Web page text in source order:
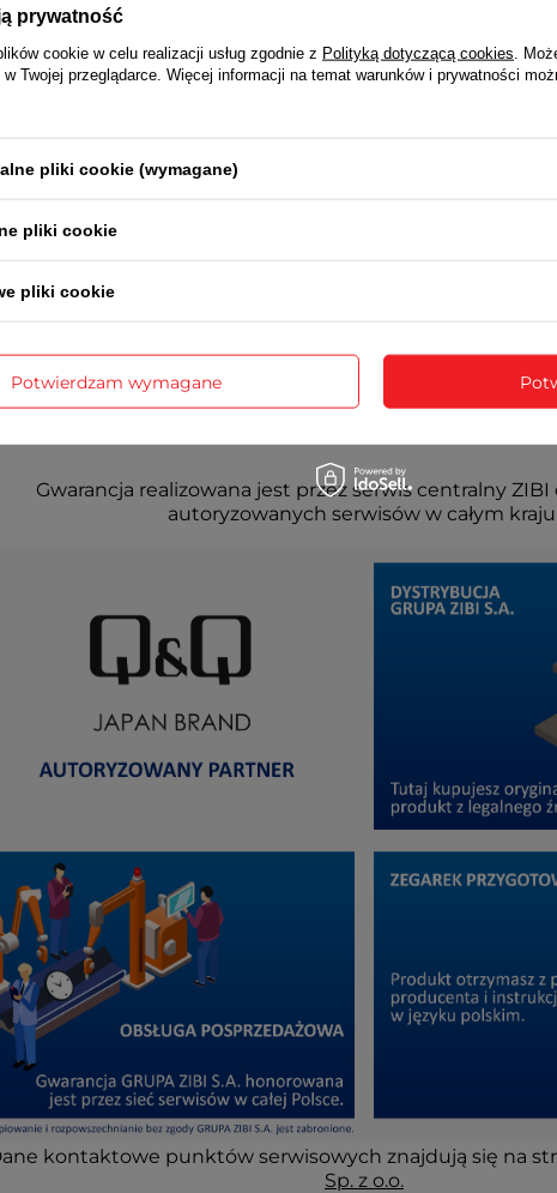
Gwarancja realizowana jest przez serwis centralny ZIBI
autoryzowanych serwisów w całym
kontaktowe punktów serwisowych znajdują się na
Sp. z o.o.
prywatność
cookie w celu realizacji usług zgodnie z Polityką dotyczącą cookies .
Twojej przeglądarce. Więcej informacji na temat warunków i prywatności
pliki cookie (wymagane)
pliki cookie
pliki cookie
Potwierdzam wymagane